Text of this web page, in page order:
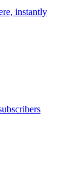
instantly